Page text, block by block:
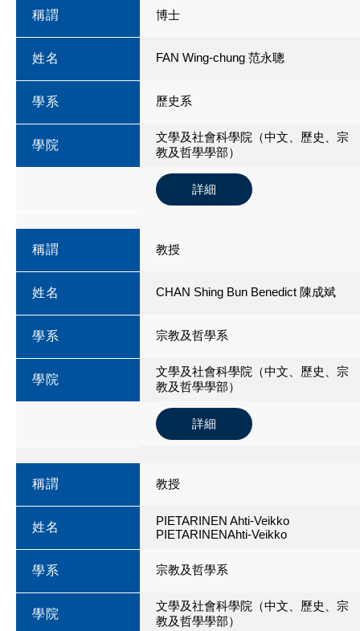
稱謂 博士
姓名 FAN Wing-chung 范永聰
學系 歷史系
學院
文學及社會科學院（中文、歷史、宗
教及哲學學部）
詳細
稱謂 教授
姓名 CHAN Shing Bun Benedict 陳成斌
學系 宗教及哲學系
學院
文學及社會科學院（中文、歷史、宗
教及哲學學部）
詳細
稱謂 教授
姓名
PIETARINEN Ahti-Veikko
PIETARINENAhti-Veikko
學系 宗教及哲學系
學院
文學及社會科學院（中文、歷史、宗
教及哲學學部）